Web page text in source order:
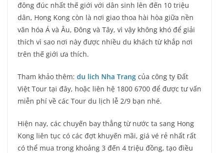
đông đúc nhất thế giới với dân sinh lên đến 10 triệu
dân, Hong Kong còn là nơi giao thoa hài hòa giữa nền
văn hóa Á và Âu, Đông và Tây, vì vậy không khó để giải
thích vì sao nơi này được nhiều du khách từ khắp nơi
trên thế giới ưa thích.
Tham khảo thêm: du lich Nha Trang của công ty Đất
Việt Tour tại đây, hoặc liên hệ 1800 6700 để được tư vấn
miễn phí về các Tour du lịch lễ 2/9 bạn nhé.
Hiện nay, các chuyến bay thẳng từ nước ta sang Hong
Kong liên tục có các đợt khuyến mãi, giá vé rẻ nhất rất
có thể mua trong khoảng 3 đến 4 triệu đồng, tạo điều